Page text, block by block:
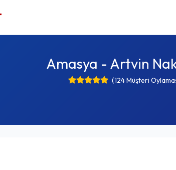
Amasya - Artvin
(124 Müşteri